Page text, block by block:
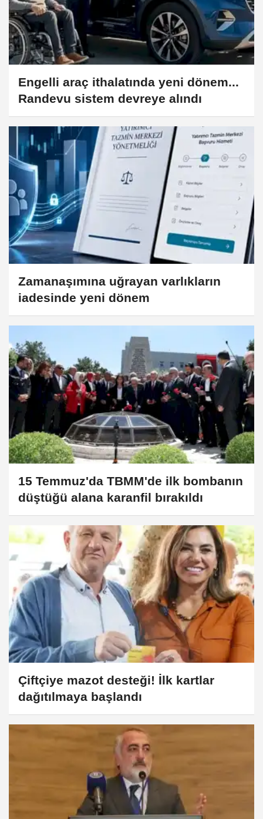
Engelli araç ithalatında yeni dönem...
Randevu sistem devreye alındı
Zamanaşımına uğrayan varlıkların
iadesinde yeni dönem
15 Temmuz'da TBMM'de ilk bombanın
düştüğü alana karanfil bırakıldı
Çiftçiye mazot desteği! İlk kartlar
dağıtılmaya başlandı